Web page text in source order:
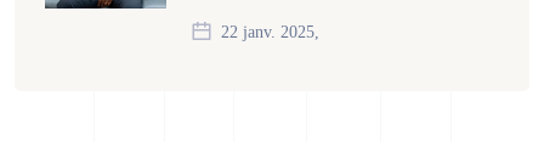
22 janv. 2025,